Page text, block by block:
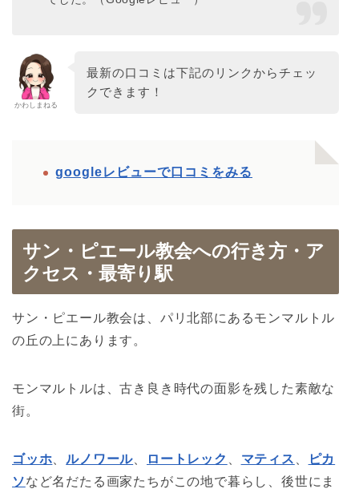
かわしまねる
最新の口コミは下記のリンクからチェッ
クできます！
googleレビューで口コミをみる
サン・ピエール教会への行き方・ア
クセス・最寄り駅
サン・ピエール教会は、パリ北部にあるモンマルトル
の丘の上にあります。
モンマルトルは、古き良き時代の面影を残した素敵な
街。
ゴッホ ルノワール ロートレック マティス
ピカ
ソなど名だたる画家たちがこの地で暮らし、後世にま